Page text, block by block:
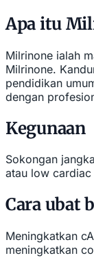
Apa itu
Milrinone ialah
Milrinone.
pendidikan
dengan
Kegunaan
Sokongan
atau low cardiac
Cara ubat
Meningkatkan
meningkatkan